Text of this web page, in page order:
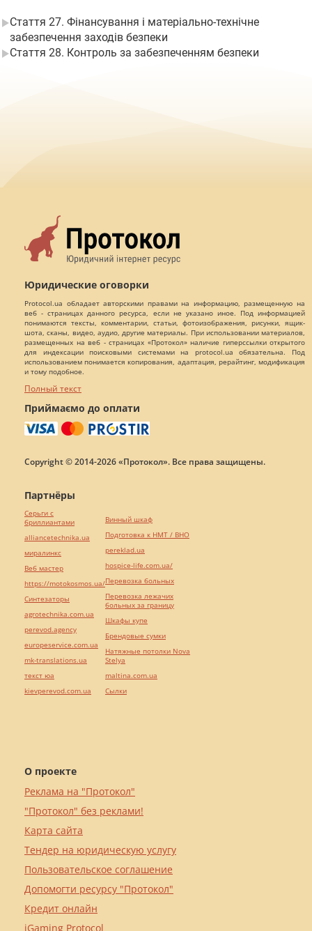
Стаття 27. Фінансування і матеріально-технічне
забезпечення заходів безпеки
Стаття 28. Контроль за забезпеченням безпеки
Юридические оговорки
Protocol.ua обладает авторскими правами на информацию, размещенную на
веб - страницах данного ресурса, если не указано иное. Под информацией
понимаются тексты, комментарии, статьи, фотоизображения, рисунки, ящик-
шота, сканы, видео, аудио, другие материалы. При использовании материалов,
размещенных на веб - страницах «Протокол» наличие гиперссылки открытого
для индексации поисковыми системами на protocol.ua обязательна. Под
использованием понимается копирования, адаптация, рерайтинг, модификация
и тому подобное.
Полный текст
Приймаємо до оплати
Copyright © 2014-2026 «Протокол». Все права защищены.
О проекте
Реклама на "Протокол"
"Протокол" без реклами!
Карта сайта
Тендер на юридическую услугу
Пользовательское соглашение
Допомогти ресурсу "Протокол"
Кредит онлайн
iGaming Protocol
Партнёры
Серьги с
бриллиантами
alliancetechnika.ua
миралинкс
Веб мастер
https://motokosmos.ua/
Синтезаторы
agrotechnika.com.ua
perevod.agency
europeservice.com.ua
mk-translations.ua
текст юа
kievperevod.com.ua
Винный шкаф
Подготовка к НМТ / ВНО
pereklad.ua
hospice-life.com.ua/
Перевозка больных
Перевозка лежачих
больных за границу
Шкафы купе
Брендовые сумки
Натяжные потолки Nova
Stelya
maltina.com.ua
Cылки